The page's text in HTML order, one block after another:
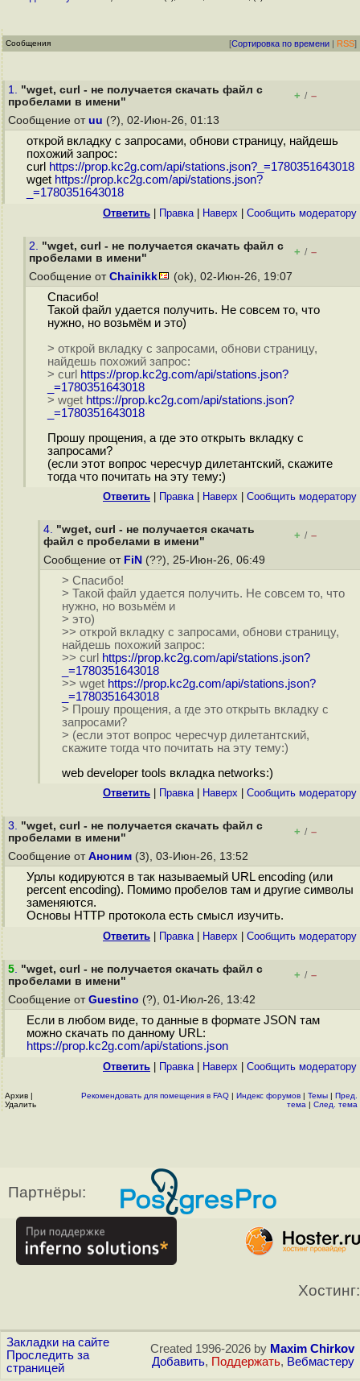
Сообщения [Сортировка по времени | RSS]
1. "wget, curl - не получается скачать файл с
пробелами в имени"
+ / –
Сообщение от uu (?), 02-Июн-26, 01:13
открой вкладку с запросами, обнови страницу, найдешь
похожий запрос:
curl https://prop.kc2g.com/api/stations.json?_=1780351643018
wget https://prop.kc2g.com/api/stations.json?
_=1780351643018
Ответить Правка| Наверх Cообщить модератору
2. "wget, curl - не получается скачать файл с
пробелами в имени"
+ / –
Сообщение от Chainikk (ok), 02-Июн-26, 19:07
Спасибо!
Такой файл удается получить. Не совсем то, что
нужно, но возьмём и это)
> открой вкладку с запросами, обнови страницу,
найдешь похожий запрос:
> curl https://prop.kc2g.com/api/stations.json?
_=1780351643018
> wget https://prop.kc2g.com/api/stations.json?
_=1780351643018
Прошу прощения, а где это открыть вкладку с
запросами?
(если этот вопрос чересчур дилетантский, скажите
тогда что почитать на эту тему:)
Ответить Правка| Наверх Cообщить модератору
4. "wget, curl - не получается скачать
файл с пробелами в имени"
+ / –
Сообщение от FiN (??), 25-Июн-26, 06:49
> Спасибо!
> Такой файл удается получить. Не совсем то, что
нужно, но возьмём и
> это)
>> открой вкладку с запросами, обнови страницу,
найдешь похожий запрос:
>> curl https://prop.kc2g.com/api/stations.json?
_=1780351643018
>> wget https://prop.kc2g.com/api/stations.json?
_=1780351643018
> Прошу прощения, а где это открыть вкладку с
запросами?
> (если этот вопрос чересчур дилетантский,
скажите тогда что почитать на эту тему:)
web developer tools вкладка networks:)
Ответить Правка| Наверх Cообщить модератору
3. "wget, curl - не получается скачать файл с
пробелами в имени"
+ / –
Сообщение от Аноним (3), 03-Июн-26, 13:52
Урлы кодируются в так называемый URL encoding (или
percent encoding). Помимо пробелов там и другие символы
заменяются.
Основы HTTP протокола есть смысл изучить.
Ответить Правка| Наверх Cообщить модератору
5. "wget, curl - не получается скачать файл с
пробелами в имени"
+ / –
Сообщение от Guestino (?), 01-Июл-26, 13:42
Если в любом виде, то данные в формате JSON там
можно скачать по данному URL:
https://prop.kc2g.com/api/stations.json
Ответить Правка| Наверх Cообщить модератору
Архив |
Удалить
Рекомендовать для помещения в FAQ | Индекс форумов | Темы | Пред.
тема | След. тема
Партнёры:
Хостинг:
Закладки на сайте
Проследить за
страницей
Created 1996-2026 by Maxim Chirkov
Добавить, Поддержать, Вебмастеру